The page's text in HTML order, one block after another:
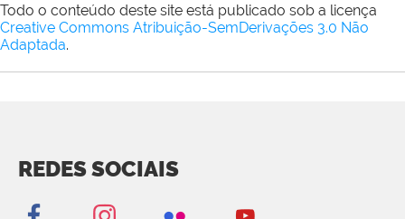
Todo o conteúdo deste site está publicado sob a licença
Creative Commons Atribuição-SemDerivações 3.0 Não
Adaptada.
REDES SOCIAIS